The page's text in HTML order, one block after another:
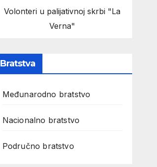
Volonteri u palijativnoj skrbi "La
Verna"
Bratstva
Međunarodno bratstvo
Nacionalno bratstvo
Područno bratstvo